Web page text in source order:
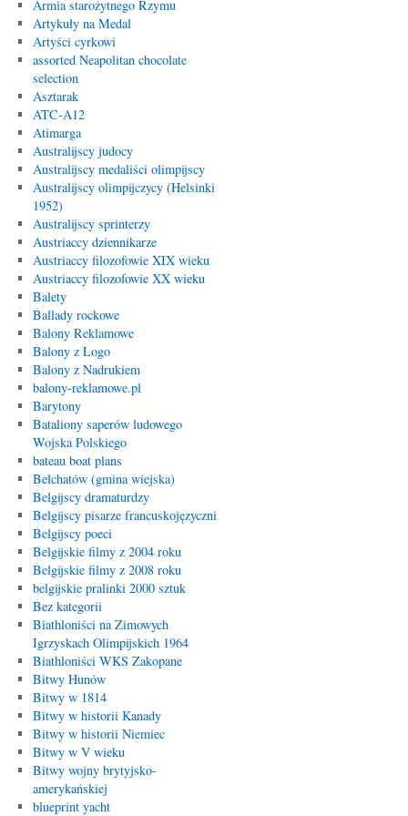
Armia starożytnego Rzymu
Artykuły na Medal
Artyści cyrkowi
assorted Neapolitan chocolate
selection
Asztarak
ATC-A12
Atimarga
Australijscy judocy
Australijscy medaliści olimpijscy
Australijscy olimpijczycy (Helsinki
1952)
Australijscy sprinterzy
Austriaccy dziennikarze
Austriaccy filozofowie XIX wieku
Austriaccy filozofowie XX wieku
Balety
Ballady rockowe
Balony Reklamowe
Balony z Logo
Balony z Nadrukiem
balony-reklamowe.pl
Barytony
Bataliony saperów ludowego
Wojska Polskiego
bateau boat plans
Bełchatów (gmina wiejska)
Belgijscy dramaturdzy
Belgijscy pisarze francuskojęzyczni
Belgijscy poeci
Belgijskie filmy z 2004 roku
Belgijskie filmy z 2008 roku
belgijskie pralinki 2000 sztuk
Bez kategorii
Biathloniści na Zimowych
Igrzyskach Olimpijskich 1964
Biathloniści WKS Zakopane
Bitwy Hunów
Bitwy w 1814
Bitwy w historii Kanady
Bitwy w historii Niemiec
Bitwy w V wieku
Bitwy wojny brytyjsko-
amerykańskiej
blueprint yacht